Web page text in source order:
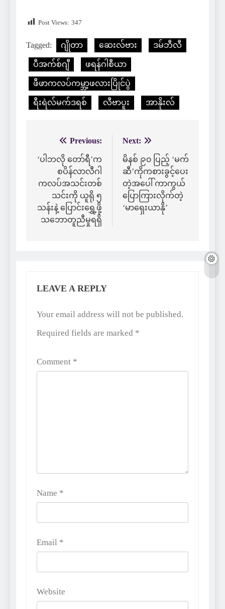
Post Views: 347
Tagged: ဂျိုတာ ဆေးလ်ဗား ဒမ်ဘီလီ
ပီအက်စ်ဂျီ ဖရန်ဂါစီယာ
ဖီဖာကလပ်ကမ္ဘာ့ဖလားပြိုင်ပွဲ
ရီးရဲလ်မက်ဒရစ် လီဗာပူး အာနိုးလ်
navigation
Previous:
‘ပါဘလို တော်ရီ’က
စပိန်လာလီဂါ
ကလပ်အသင်းတစ်
သင်းကို ယူရို ၅
သန်းနဲ့ ပြောင်းရွှေ့ဖို့
သဘောတူညီမှုရရှိ
Next:
မိနစ် ၉၀ ပြည့် ‘မက်
ဆီ’ကိုကစားခွင့်ပေး
တဲ့အပေါ် ကာကွယ်
ပြောကြားလိုက်တဲ့
‘မာရှေးယာနို’
LEAVE A REPLY
Your email address will not be published.
Required fields are marked *
Comment *
Name *
Email *
Website
Alternative: